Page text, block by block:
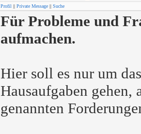
Profil || Private Message || Suche
Für Probleme und
aufmachen.
Hier soll es nur um
Hausaufgaben
genannten